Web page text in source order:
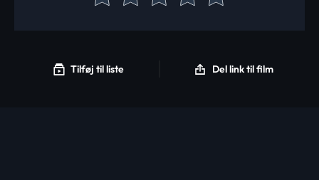
Tilføj til liste Del link til film